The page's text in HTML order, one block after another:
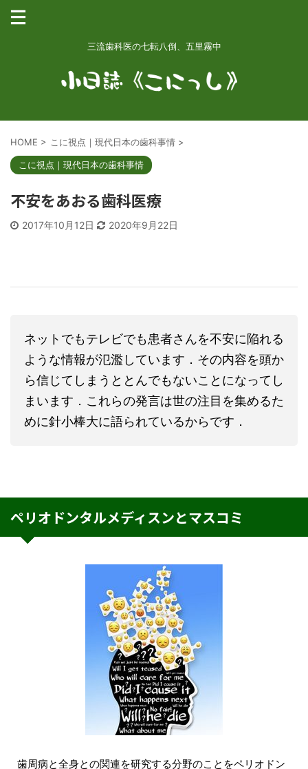
三流歯科医の七転八倒、五里霧中
HOME > こに視点｜現代日本の歯科事情 >
こに視点｜現代日本の歯科事情
不安をあおる歯科医療
2017年10月12日 2020年9月22日
ネットでもテレビでも患者さんを不安に陥れる
ような情報が氾濫しています．その内容を頭か
ら信じてしまうととんでもないことになってし
まいます．これらの発言は世の注目を集めるた
めに針小棒大に語られているからです．
ペリオドンタルメディスンとマスコミ
歯周病と全身との関連を研究する分野のことをペリオドン